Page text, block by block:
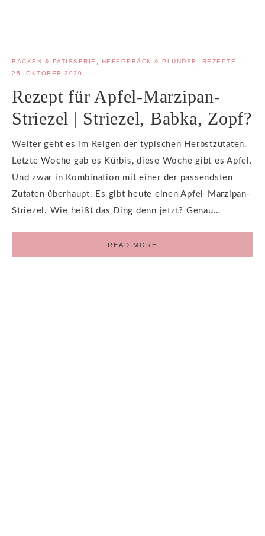
BACKEN & PATISSERIE HEFEGEBÄCK & PLUNDER REZEPTE
·
25. OKTOBER 2020
Rezept für Apfel-Marzipan-
Striezel | Striezel, Babka, Zopf?
Weiter geht es im Reigen der typischen Herbstzutaten.
Letzte Woche gab es Kürbis, diese Woche gibt es Apfel.
Und zwar in Kombination mit einer der passendsten
Zutaten überhaupt. Es gibt heute einen Apfel-Marzipan-
Striezel. Wie heißt das Ding denn jetzt? Genau…
READ MORE